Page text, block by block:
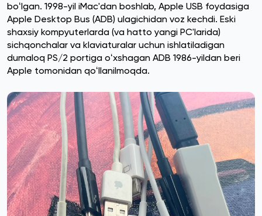
boʻlgan. 1998-yil iMac'dan boshlab, Apple USB foydasiga
Apple Desktop Bus (ADB) ulagichidan voz kechdi. Eski
shaxsiy kompyuterlarda (va hatto yangi PC'larida)
sichqonchalar va klaviaturalar uchun ishlatiladigan
dumaloq PS/2 portiga oʻxshagan ADB 1986-yildan beri
Apple tomonidan qoʻllanilmoqda.